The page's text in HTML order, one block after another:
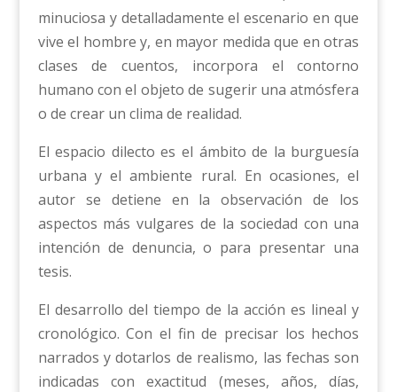
minuciosa y detalladamente el escenario en que
vive el hombre y, en mayor medida que en otras
clases de cuentos, incorpora el contorno
humano con el objeto de sugerir una atmósfera
o de crear un clima de realidad.
El espacio dilecto es el ámbito de la burguesía
urbana y el ambiente rural. En ocasiones, el
autor se detiene en la observación de los
aspectos más vulgares de la sociedad con una
intención de denuncia, o para presentar una
tesis.
El desarrollo del tiempo de la acción es lineal y
cronológico. Con el fin de precisar los hechos
narrados y dotarlos de realismo, las fechas son
indicadas con exactitud (meses, años, días,